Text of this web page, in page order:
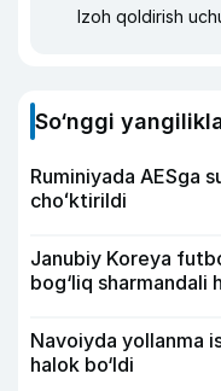
Izoh qoldirish
So‘nggi
Ruminiyada AESga
choʻktirildi
Janubiy Koreya
bog‘liq sharmandali
Navoiyda yollanma
halok bo‘ldi